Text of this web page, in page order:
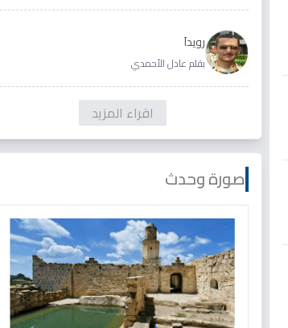
رويداَ
بقلم عادل الأحمدي
اقراء المزيد
صورة وحدث